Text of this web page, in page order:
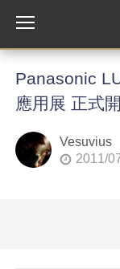
Panasonic
應用展 正式
Vesuvius
2011/